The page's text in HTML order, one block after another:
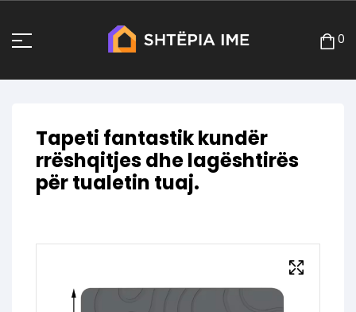
0
Tapeti fantastik kundër
rrëshqitjes dhe lagështirës
për tualetin tuaj.